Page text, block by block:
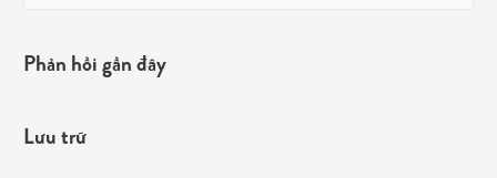
Phản hồi gần đây
Lưu trữ